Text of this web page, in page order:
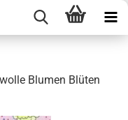
Blumen Blüten